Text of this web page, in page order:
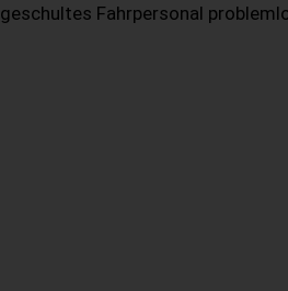
geschultes Fahrpersonal